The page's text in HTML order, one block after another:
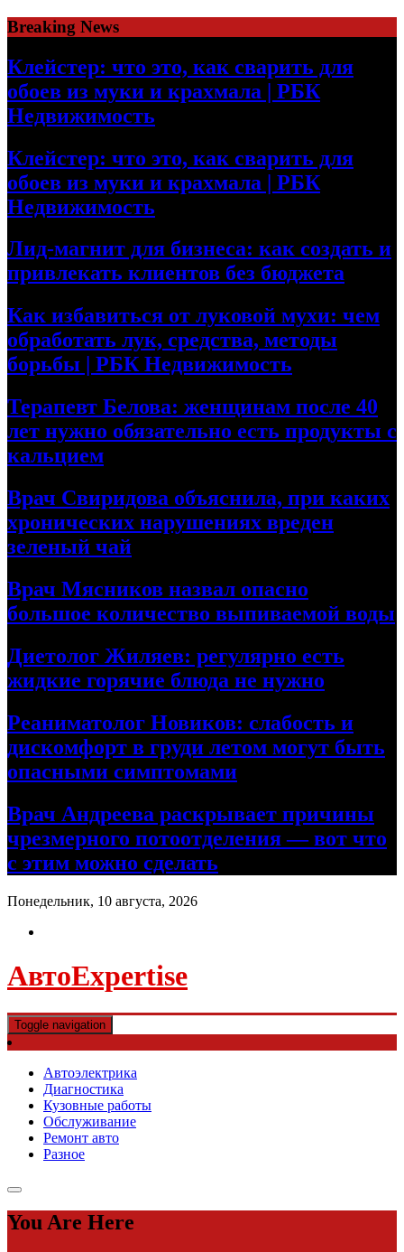
Skip
to
content
Breaking News
Клейстер: что это, как сварить для
обоев из муки и крахмала | РБК
Недвижимость
Клейстер: что это, как сварить для
обоев из муки и крахмала | РБК
Недвижимость
Лид-магнит для бизнеса: как создать и
привлекать клиентов без бюджета
Как избавиться от луковой мухи: чем
обработать лук, средства, методы
борьбы | РБК Недвижимость
Терапевт Белова: женщинам после 40
лет нужно обязательно есть продукты с
кальцием
Врач Свиридова объяснила, при каких
хронических нарушениях вреден
зеленый чай
Врач Мясников назвал опасно
большое количество выпиваемой воды
Диетолог Жиляев: регулярно есть
жидкие горячие блюда не нужно
Реаниматолог Новиков: слабость и
дискомфорт в груди летом могут быть
опасными симптомами
Врач Андреева раскрывает причины
чрезмерного потоотделения — вот что
с этим можно сделать
Понедельник, 10 августа, 2026
АвтоExpertise
Toggle navigation
Автоэлектрика
Диагностика
Кузовные работы
Обслуживание
Ремонт авто
Разное
You Are Here